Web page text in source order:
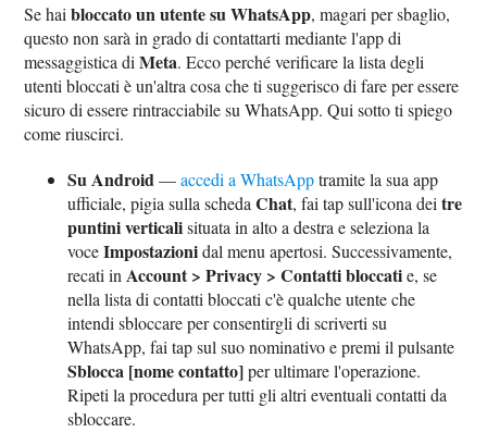
Se haibloccato un utente su WhatsApp, magari per sbaglio,
questo non sarà in grado di contattarti mediante l'app di
messaggistica diMeta. Ecco perché verificare la lista degli
utenti bloccati è un'altra cosa che ti suggerisco di fare per essere
sicuro di essere rintracciabile su WhatsApp. Qui sotto ti spiego
come riuscirci.
Su Android—accedi a WhatsApptramite la sua app
ufficiale, pigia sulla schedaChat, fai tap sull'icona deitre
puntini verticalisituata in alto a destra e seleziona la
voceImpostazionidal menu apertosi. Successivamente,
recati inAccount > Privacy > Contatti bloccatie, se
nella lista di contatti bloccati c'è qualche utente che
intendi sbloccare per consentirgli di scriverti su
WhatsApp, fai tap sul suo nominativo e premi il pulsante
Sblocca [nome contatto]per ultimare l'operazione.
Ripeti la procedura per tutti gli altri eventuali contatti da
sbloccare.